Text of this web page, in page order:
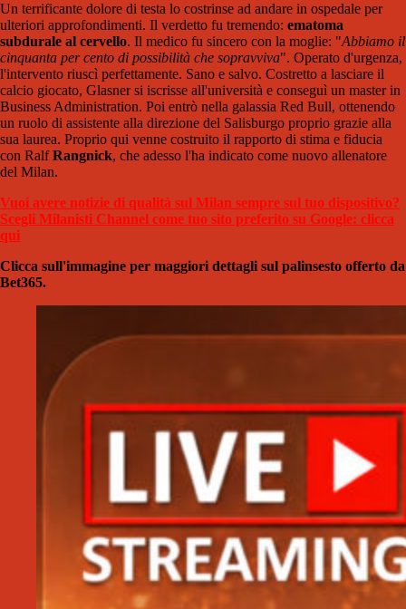
Un terrificante dolore di testa lo costrinse ad andare in ospedale per
ulteriori approfondimenti. Il verdetto fu tremendo: ematoma
subdurale al cervello. Il medico fu sincero con la moglie: "Abbiamo il
cinquanta per cento di possibilità che sopravviva". Operato d'urgenza,
l'intervento riuscì perfettamente. Sano e salvo. Costretto a lasciare il
calcio giocato, Glasner si iscrisse all'università e conseguì un master in
Business Administration. Poi entrò nella galassia Red Bull, ottenendo
un ruolo di assistente alla direzione del Salisburgo proprio grazie alla
sua laurea. Proprio qui venne costruito il rapporto di stima e fiducia
con RalfRangnick, che adesso l'ha indicato come nuovo allenatore
del Milan.
Vuoi avere notizie di qualità sul Milan sempre sul tuo dispositivo?
Scegli Milanisti Channel come tuo sito preferito su Google: clicca
qui
Clicca sull'immagine per maggiori dettagli sul palinsesto offerto da
Bet365.